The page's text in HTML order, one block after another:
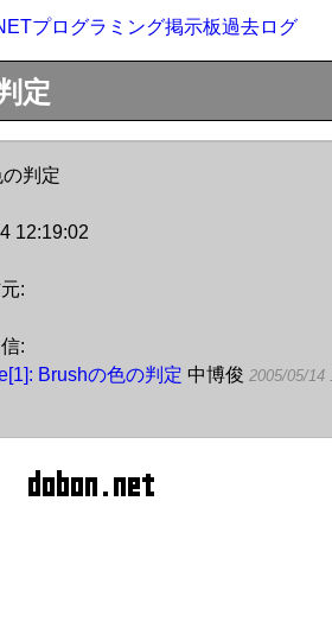
プログラミング掲示板過去ログ
定
判定
12:19:02
:
:
Brushの色の判定 中博俊 2005/05/14